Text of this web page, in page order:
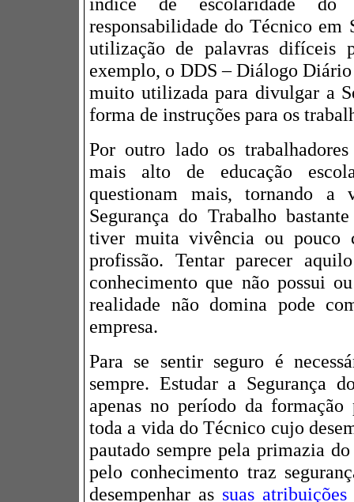
responsabilidade do Técnico em
utilização de palavras difíceis
exemplo, o DDS – Diálogo
muito utilizada para divulgar a
forma de instruções para os
Por outro lado os
mais alto de educação
questionam mais, tornando a
Segurança do Trabalho
tiver muita vivência ou pouco
profissão. Tentar parecer
conhecimento que não possui
realidade não domina pode
empresa.
Para se sentir seguro é
sempre. Estudar a Segurança
apenas no período da
toda a vida do Técnico cujo
pautado sempre pela primazia
pelo conhecimento traz
desempenhar as suas atribuições